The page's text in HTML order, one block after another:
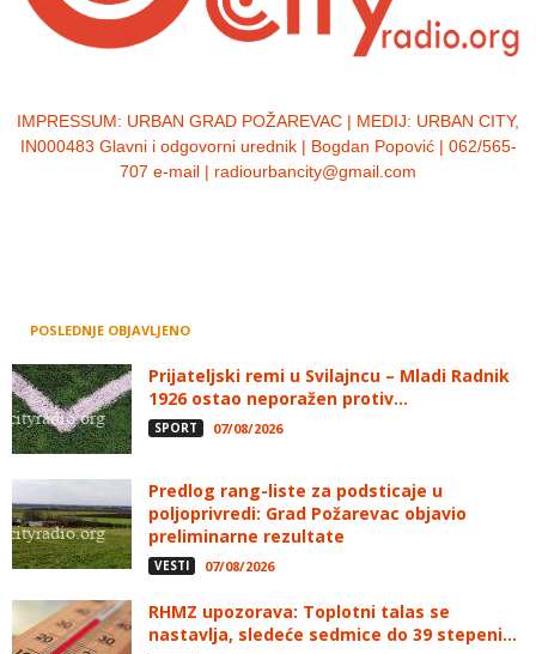
IMPRESSUM: URBAN GRAD POŽAREVAC | MEDIJ: URBAN CITY,
IN000483 Glavni i odgovorni urednik | Bogdan Popović | 062/565-
707 e-mail | radiourbancity@gmail.com
POSLEDNJE OBJAVLJENO
Prijateljski remi u Svilajncu – Mladi Radnik
1926 ostao neporažen protiv...
SPORT 07/08/2026
Predlog rang-liste za podsticaje u
poljoprivredi: Grad Požarevac objavio
preliminarne rezultate
VESTI 07/08/2026
RHMZ upozorava: Toplotni talas se
nastavlja, sledeće sedmice do 39 stepeni...